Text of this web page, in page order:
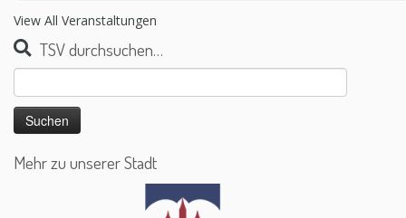
View All Veranstaltungen
TSV durchsuchen…
Suchen
nach:
Mehr zu unserer Stadt